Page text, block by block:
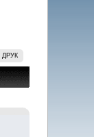
ДРУК